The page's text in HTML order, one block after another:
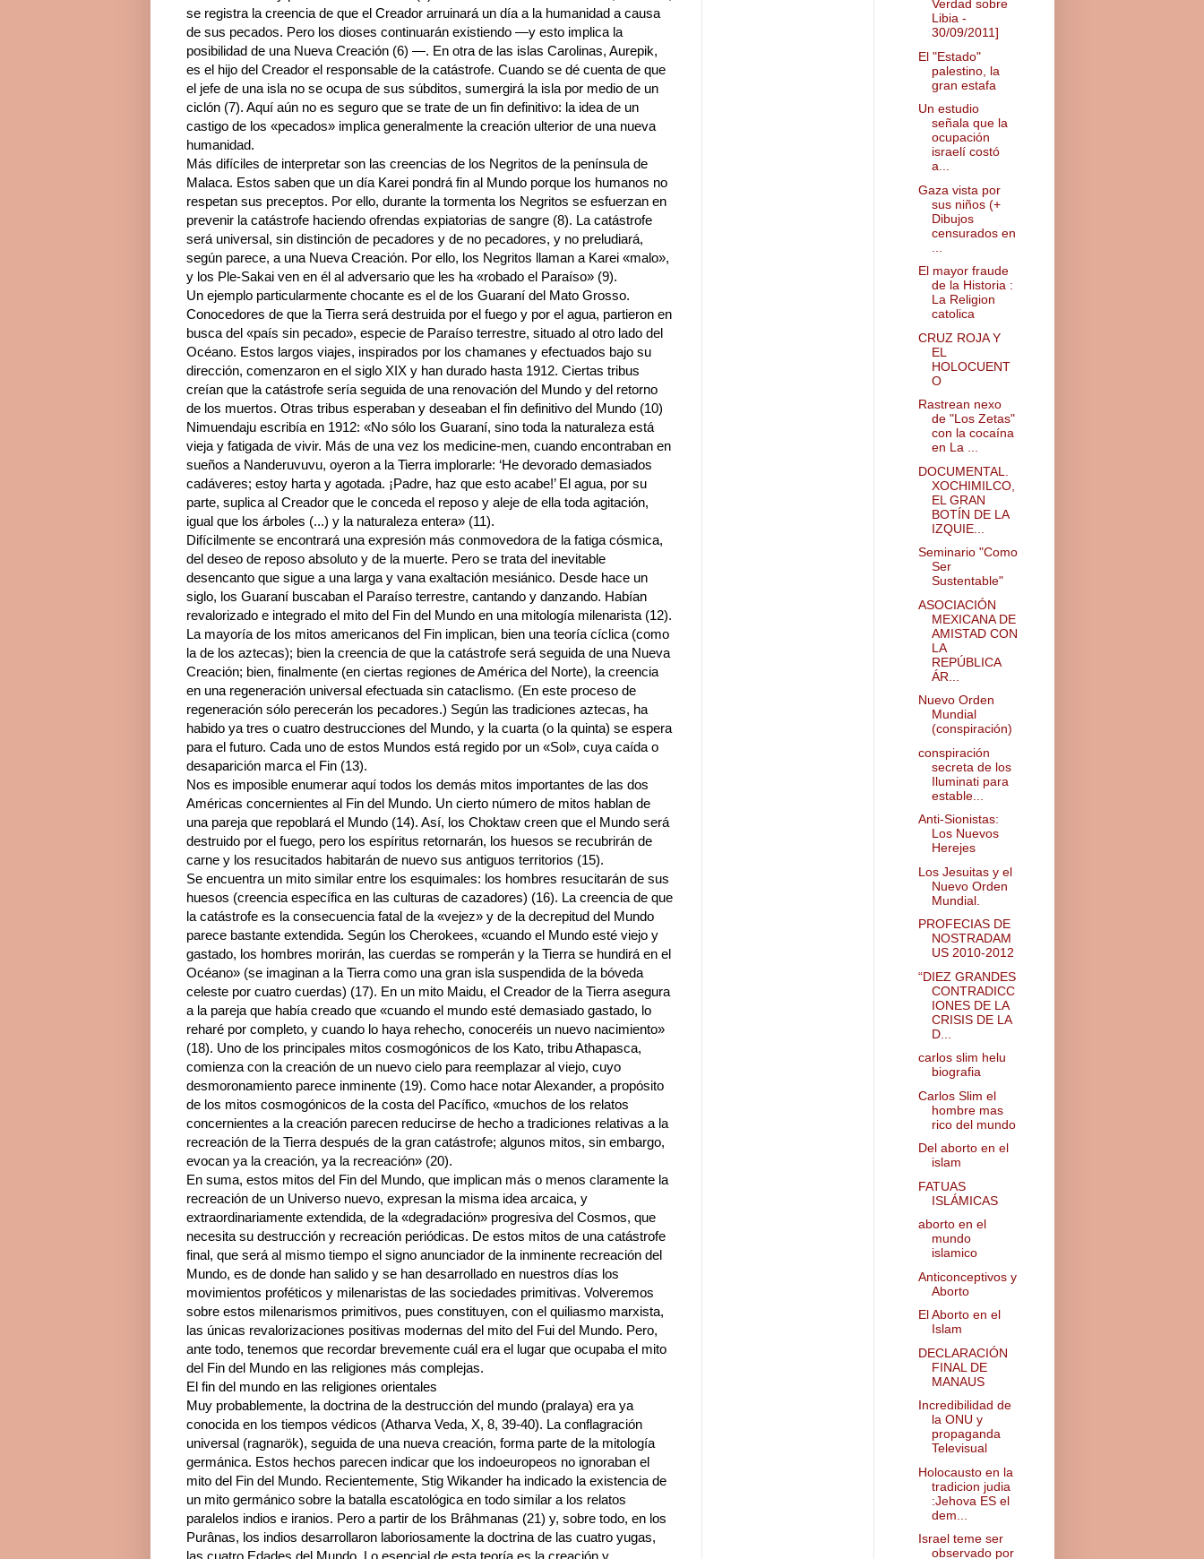
se registra la creencia de que el Creador arruinará un día a la humanidad a causa
de sus pecados. Pero los dioses continuarán existiendo —y esto implica la
posibilidad de una Nueva Creación (6) —. En otra de las islas Carolinas, Aurepik,
es el hijo del Creador el responsable de la catástrofe. Cuando se dé cuenta de que
el jefe de una isla no se ocupa de sus súbditos, sumergirá la isla por medio de un
ciclón (7). Aquí aún no es seguro que se trate de un fin definitivo: la idea de un
castigo de los «pecados» implica generalmente la creación ulterior de una nueva
humanidad.
Más difíciles de interpretar son las creencias de los Negritos de la península de
Malaca. Estos saben que un día Karei pondrá fin al Mundo porque los humanos no
respetan sus preceptos. Por ello, durante la tormenta los Negritos se esfuerzan en
prevenir la catástrofe haciendo ofrendas expiatorias de sangre (8). La catástrofe
será universal, sin distinción de pecadores y de no pecadores, y no preludiará,
según parece, a una Nueva Creación. Por ello, los Negritos llaman a Karei «malo»,
y los Ple-Sakai ven en él al adversario que les ha «robado el Paraíso» (9).
Un ejemplo particularmente chocante es el de los Guaraní del Mato Grosso.
Conocedores de que la Tierra será destruida por el fuego y por el agua, partieron en
busca del «país sin pecado», especie de Paraíso terrestre, situado al otro lado del
Océano. Estos largos viajes, inspirados por los chamanes y efectuados bajo su
dirección, comenzaron en el siglo XIX y han durado hasta 1912. Ciertas tribus
creían que la catástrofe sería seguida de una renovación del Mundo y del retorno
de los muertos. Otras tribus esperaban y deseaban el fin definitivo del Mundo (10)
Nimuendaju escribía en 1912: «No sólo los Guaraní, sino toda la naturaleza está
vieja y fatigada de vivir. Más de una vez los medicine-men, cuando encontraban en
sueños a Nanderuvuvu, oyeron a la Tierra implorarle: ‘He devorado demasiados
cadáveres; estoy harta y agotada. ¡Padre, haz que esto acabe!’ El agua, por su
parte, suplica al Creador que le conceda el reposo y aleje de ella toda agitación,
igual que los árboles (...) y la naturaleza entera» (11).
Difícilmente se encontrará una expresión más conmovedora de la fatiga cósmica,
del deseo de reposo absoluto y de la muerte. Pero se trata del inevitable
desencanto que sigue a una larga y vana exaltación mesiánico. Desde hace un
siglo, los Guaraní buscaban el Paraíso terrestre, cantando y danzando. Habían
revalorizado e integrado el mito del Fin del Mundo en una mitología milenarista (12).
La mayoría de los mitos americanos del Fin implican, bien una teoría cíclica (como
la de los aztecas); bien la creencia de que la catástrofe será seguida de una Nueva
Creación; bien, finalmente (en ciertas regiones de América del Norte), la creencia
en una regeneración universal efectuada sin cataclismo. (En este proceso de
regeneración sólo perecerán los pecadores.) Según las tradiciones aztecas, ha
habido ya tres o cuatro destrucciones del Mundo, y la cuarta (o la quinta) se espera
para el futuro. Cada uno de estos Mundos está regido por un «Sol», cuya caída o
desaparición marca el Fin (13).
Nos es imposible enumerar aquí todos los demás mitos importantes de las dos
Américas concernientes al Fin del Mundo. Un cierto número de mitos hablan de
una pareja que repoblará el Mundo (14). Así, los Choktaw creen que el Mundo será
destruido por el fuego, pero los espíritus retornarán, los huesos se recubrirán de
carne y los resucitados habitarán de nuevo sus antiguos territorios (15).
Se encuentra un mito similar entre los esquimales: los hombres resucitarán de sus
huesos (creencia específica en las culturas de cazadores) (16). La creencia de que
la catástrofe es la consecuencia fatal de la «vejez» y de la decrepitud del Mundo
parece bastante extendida. Según los Cherokees, «cuando el Mundo esté viejo y
gastado, los hombres morirán, las cuerdas se romperán y la Tierra se hundirá en el
Océano» (se imaginan a la Tierra como una gran isla suspendida de la bóveda
celeste por cuatro cuerdas) (17). En un mito Maidu, el Creador de la Tierra asegura
a la pareja que había creado que «cuando el mundo esté demasiado gastado, lo
reharé por completo, y cuando lo haya rehecho, conoceréis un nuevo nacimiento»
(18). Uno de los principales mitos cosmogónicos de los Kato, tribu Athapasca,
comienza con la creación de un nuevo cielo para reemplazar al viejo, cuyo
desmoronamiento parece inminente (19). Como hace notar Alexander, a propósito
de los mitos cosmogónicos de la costa del Pacífico, «muchos de los relatos
concernientes a la creación parecen reducirse de hecho a tradiciones relativas a la
recreación de la Tierra después de la gran catástrofe; algunos mitos, sin embargo,
evocan ya la creación, ya la recreación» (20).
En suma, estos mitos del Fin del Mundo, que implican más o menos claramente la
recreación de un Universo nuevo, expresan la misma idea arcaica, y
extraordinariamente extendida, de la «degradación» progresiva del Cosmos, que
necesita su destrucción y recreación periódicas. De estos mitos de una catástrofe
final, que será al mismo tiempo el signo anunciador de la inminente recreación del
Mundo, es de donde han salido y se han desarrollado en nuestros días los
movimientos proféticos y milenaristas de las sociedades primitivas. Volveremos
sobre estos milenarismos primitivos, pues constituyen, con el quiliasmo marxista,
las únicas revalorizaciones positivas modernas del mito del Fui del Mundo. Pero,
ante todo, tenemos que recordar brevemente cuál era el lugar que ocupaba el mito
del Fin del Mundo en las religiones más complejas.
El fin del mundo en las religiones orientales
Muy probablemente, la doctrina de la destrucción del mundo (pralaya) era ya
conocida en los tiempos védicos (Atharva Veda, X, 8, 39-40). La conflagración
universal (ragnarök), seguida de una nueva creación, forma parte de la mitología
germánica. Estos hechos parecen indicar que los indoeuropeos no ignoraban el
mito del Fin del Mundo. Recientemente, Stig Wikander ha indicado la existencia de
un mito germánico sobre la batalla escatológica en todo similar a los relatos
paralelos indios e iranios. Pero a partir de los Brâhmanas (21) y, sobre todo, en los
Purânas, los indios desarrollaron laboriosamente la doctrina de las cuatro yugas,
Verdad sobre
Libia -
30/09/2011]
El "Estado"
palestino, la
gran estafa
Un estudio
señala que la
ocupación
israelí costó
a...
Gaza vista por
sus niños (+
Dibujos
censurados en
El mayor fraude
de la Historia :
La Religion
catolica
CRUZ ROJA Y
EL
HOLOCUENT
O
Rastrean nexo
de "Los Zetas"
con la cocaína
en La ...
DOCUMENTAL.
XOCHIMILCO,
EL GRAN
BOTÍN DE LA
IZQUIE...
Seminario "Como
Ser
Sustentable"
ASOCIACIÓN
MEXICANA DE
AMISTAD CON
LA
REPÚBLICA
ÁR...
Nuevo Orden
Mundial
(conspiración)
conspiración
secreta de los
Iluminati para
estable...
Anti-Sionistas:
Los Nuevos
Herejes
Los Jesuitas y el
Nuevo Orden
Mundial.
PROFECIAS DE
NOSTRADAM
US 2010-2012
“DIEZ GRANDES
CONTRADICC
IONES DE LA
CRISIS DE LA
D...
carlos slim helu
biografia
Carlos Slim el
hombre mas
rico del mundo
Del aborto en el
islam
FATUAS
ISLÁMICAS
aborto en el
mundo
islamico
Anticonceptivos y
Aborto
El Aborto en el
Islam
DECLARACIÓN
FINAL DE
MANAUS
Incredibilidad de
la ONU y
propaganda
Televisual
Holocausto en la
tradicion judia
:Jehova ES el
dem...
Israel teme ser
observado por